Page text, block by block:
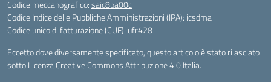
Codice meccanografico:saic8ba00c
Codice Indice delle Pubbliche Amministrazioni (IPA): icsdma
Codice unico di fatturazione (CUF): ufr428
Eccetto dove diversamente specificato, questo articolo è stato rilasciato
sotto Licenza Creative Commons Attribuzione 4.0 Italia.